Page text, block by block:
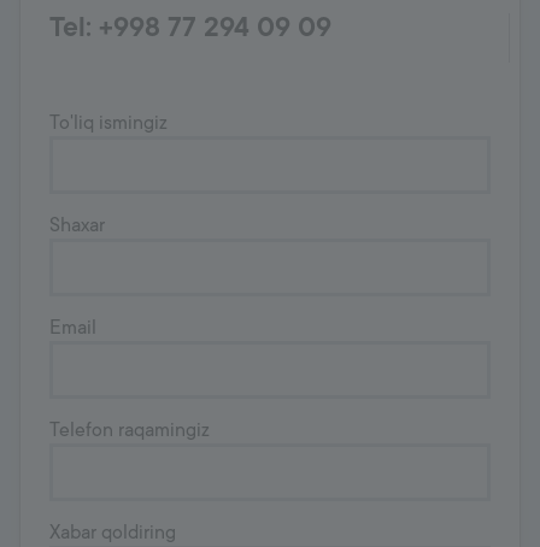
Tel: +998 77 294 09 09
To'liq ismingiz
Shaxar
Email
Telefon raqamingiz
Xabar qoldiring